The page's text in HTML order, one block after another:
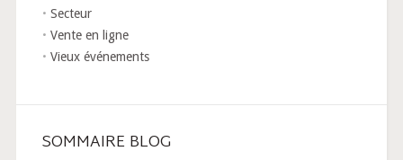
Secteur
Vente en ligne
Vieux événements
SOMMAIRE BLOG